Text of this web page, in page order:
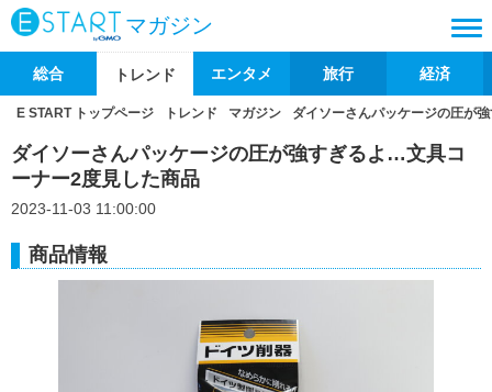
マガジン
総合 トレンド エンタメ 旅行 経済
E START トップページ トレンド マガジン ダイソーさんパッケージの圧が
ダイソーさんパッケージの圧が強すぎるよ…文具コ
ーナー2度見した商品
2023-11-03 11:00:00
商品情報